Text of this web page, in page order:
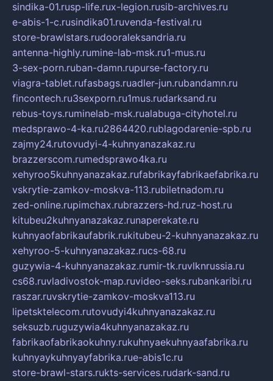
sindika-01.rusp-life.rux-legion.rusib-archives.ru
e-abis-1-c.rusindika01.ruvenda-festival.ru
store-brawlstars.rudooraleksandria.ru
antenna-highly.rumine-lab-msk.ru1-mus.ru
3-sex-porn.ruban-damn.rupurse-factory.ru
viagra-tablet.rufasbags.ruadler-jun.rubandamn.ru
fincontech.ru3sexporn.ru1mus.rudarksand.ru
rebus-toys.ruminelab-msk.rualabuga-cityhotel.ru
medsprawo-4-ka.ru2864420.rublagodarenie-spb.ru
zajmy24.rutovudyi-4-kuhnyanazakaz.ru
brazzerscom.rumedsprawo4ka.ru
xehyroo5kuhnyanazakaz.rufabrikayfabrikaefabrika.ru
vskrytie-zamkov-moskva-113.rubiletnadom.ru
zed-online.rupimchax.rubrazzers-hd.ruz-host.ru
kitubeu2kuhnyanazakaz.runaperekate.ru
kuhnyaofabrikaufabrik.rukitubeu-2-kuhnyanazakaz.ru
xehyroo-5-kuhnyanazakaz.rucs-68.ru
guzywia-4-kuhnyanazakaz.rumir-tk.ruvlknrussia.ru
cs68.ruvladivostok-map.ruvideo-seks.rubankaribi.ru
raszar.ruvskrytie-zamkov-moskva113.ru
lipetsktelecom.rutovudyi4kuhnyanazakaz.ru
seksuzb.ruguzywia4kuhnyanazakaz.ru
fabrikaofabrikaokuhny.rukuhnyaekuhnyaafabrika.ru
kuhnyaykuhnyayfabrika.rue-abis1c.ru
store-brawl-stars.rukts-services.rudark-sand.ru